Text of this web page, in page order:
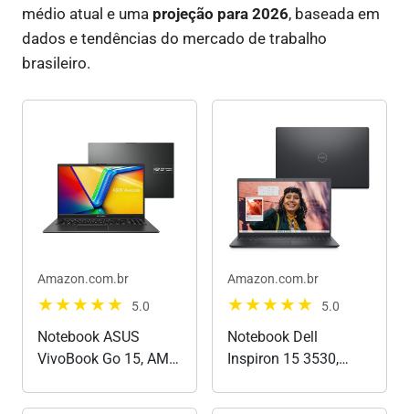
médio atual e uma projeção para 2026, baseada em
dados e tendências do mercado de trabalho
brasileiro.
Amazon.com.br
5.0
Notebook ASUS
VivoBook Go 15, AMD
Amazon.com.br
5.0
Notebook Dell
Inspiron 15 3530,